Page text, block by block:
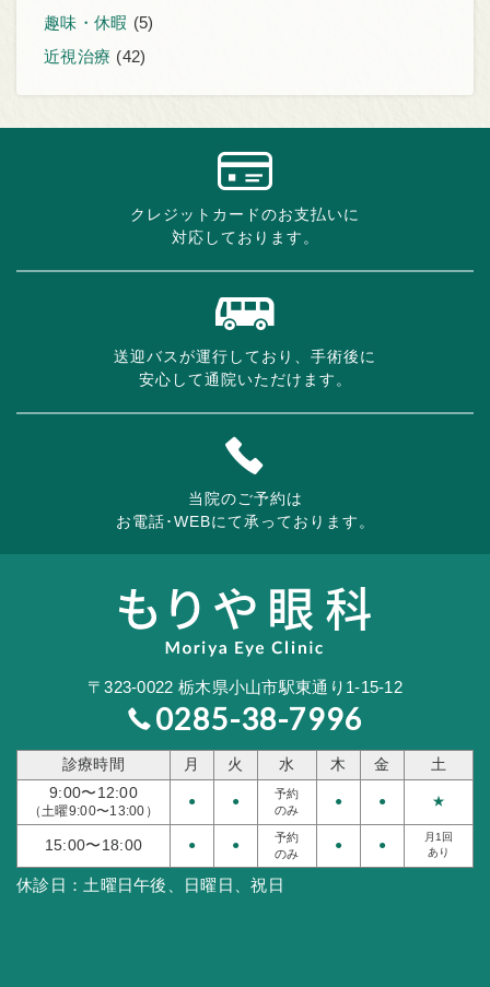
趣味・休暇 (5)
近視治療 (42)
クレジットカードのお支払いに
対応しております。
送迎バスが運行しており、手術後に
安心して通院いただけます。
当院のご予約は
お電話･WEBにて承っております。
〒323-0022 栃木県小山市駅東通り1-15-12
0285-38-7996
診療時間 月 火 水 木 金
土
9:00〜12:00
（土曜9:00〜13:00）
● ●
予約
のみ
● ● ★
15:00〜18:00 ● ●
予約
のみ
● ●
月1回
あり
休診日： 土曜日午後、日曜日、祝日